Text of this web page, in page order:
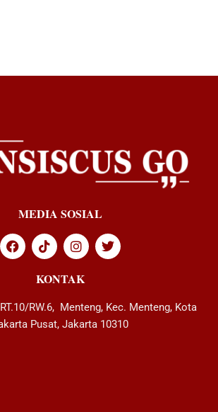
MEDIA SOSIAL
KONTAK
RW.6, Menteng, Kec. Menteng, Kota
Pusat, Jakarta 10310